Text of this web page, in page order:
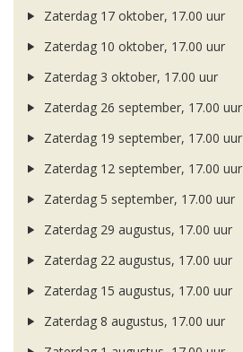
Zaterdag 17 oktober, 17.00 uur
Zaterdag 10 oktober, 17.00 uur
Zaterdag 3 oktober, 17.00 uur
Zaterdag 26 september, 17.00 uur
Zaterdag 19 september, 17.00 uur
Zaterdag 12 september, 17.00 uur
Zaterdag 5 september, 17.00 uur
Zaterdag 29 augustus, 17.00 uur
Zaterdag 22 augustus, 17.00 uur
Zaterdag 15 augustus, 17.00 uur
Zaterdag 8 augustus, 17.00 uur